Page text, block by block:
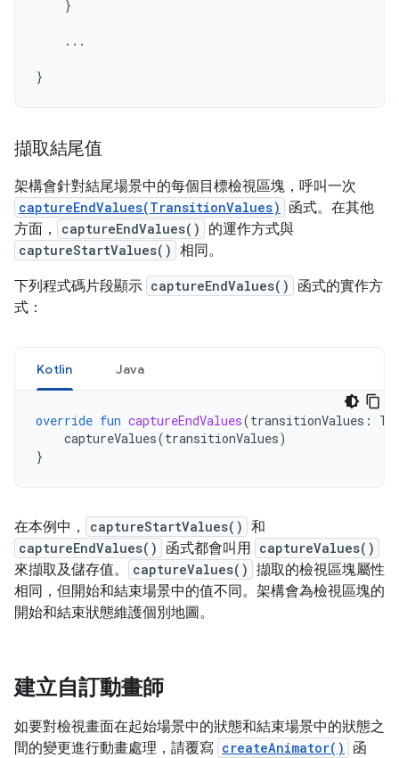
}
...
}
擷取結尾值
架構會針對結尾場景中的每個目標檢視區塊，呼叫一次
captureEndValues(TransitionValues)
函式。在其他
方面，
captureEndValues() 的運作方式與
captureStartValues() 相同。
下列程式碼片段顯示 captureEndValues()
函式的實作方
式：
Kotlin Java
override fun captureEndValues(transitionValues :
captureValues(transitionValues)
}
在本例中， captureStartValues() 和
captureEndValues() 函式都會叫用 captureValues()
來擷取及儲存值。 captureValues() 擷取的檢視區塊屬性
相同，但開始和結束場景中的值不同。架構會為檢視區塊的
開始和結束狀態維護個別地圖。
建立自訂動畫師
如要對檢視畫面在起始場景中的狀態和結束場景中的狀態之
間的變更進行動畫處理，請覆寫 createAnimator()
函